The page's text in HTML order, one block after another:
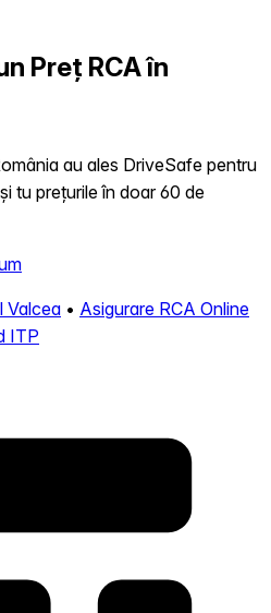
Preț RCA în
au ales DriveSafe pentru
tu prețurile în doar 60 de
Valcea • Asigurare RCA Online
ITP